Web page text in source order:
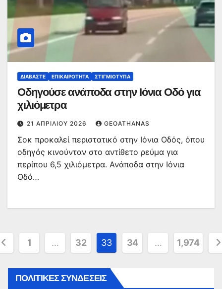
ΔΙΑΒΆΣΤΕ ΕΠΙΚΑΙΡΌΤΗΤΑ ΣΤΙΓΜΙΌΤΥΠΑ
Οδηγούσε ανάποδα στην Ιόνια Οδό για
χιλιόμετρα
21 ΑΠΡΙΛΊΟΥ 2026 GEOATHANAS
Σοκ προκαλεί περιστατικό στην Ιόνια Οδός, όπου
οδηγός κινούνταν στο αντίθετο ρεύμα για
περίπου 6,5 χιλιόμετρα. Ανάποδα στην Ιόνια
Οδό…
1 … 32 33 34 … 1,974
ΠΟΛΙΤΙΚΕΣ ΣΥΝΔΕΣΕΙΣ